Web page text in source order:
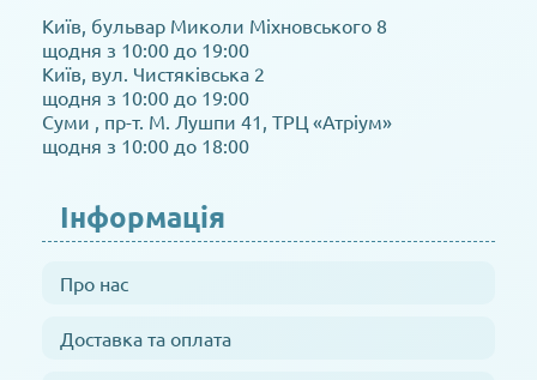
Київ, бульвар Миколи Міхновського 8
щодня з 10:00 до 19:00
Київ, вул. Чистяківська 2
щодня з 10:00 до 19:00
Суми , пр-т. М. Лушпи 41, ТРЦ «Атріум»
щодня з 10:00 до 18:00
Інформація
Про нас
Доставка та оплата